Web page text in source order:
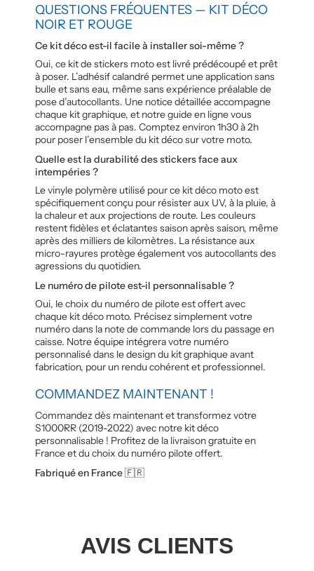
QUESTIONS FRÉQUENTES — KIT DÉCO
NOIR ET ROUGE
Ce kit déco est-il facile à installer soi-même ?
Oui, ce kit de stickers moto est livré prédécoupé et prêt
à poser. L’adhésif calandré permet une application sans
bulle et sans eau, même sans expérience préalable de
pose d’autocollants. Une notice détaillée accompagne
chaque kit graphique, et notre guide en ligne vous
accompagne pas à pas. Comptez environ 1h30 à 2h
pour poser l’ensemble du kit déco sur votre moto.
Quelle est la durabilité des stickers face aux
intempéries ?
Le vinyle polymère utilisé pour ce kit déco moto est
spécifiquement conçu pour résister aux UV, à la pluie, à
la chaleur et aux projections de route. Les couleurs
restent fidèles et éclatantes saison après saison, même
après des milliers de kilomètres. La résistance aux
micro-rayures protège également vos autocollants des
agressions du quotidien.
Le numéro de pilote est-il personnalisable ?
Oui, le choix du numéro de pilote est offert avec
chaque kit déco moto. Précisez simplement votre
numéro dans la note de commande lors du passage en
caisse. Notre équipe intégrera votre numéro
personnalisé dans le design du kit graphique avant
fabrication, pour un rendu cohérent et professionnel.
COMMANDEZ MAINTENANT !
Commandez dès maintenant et transformez votre
S1000RR (2019-2022) avec notre kit déco
personnalisable ! Profitez de la livraison gratuite en
France et du choix du numéro pilote offert.
Fabriqué en France 🇫🇷
AVIS CLIENTS